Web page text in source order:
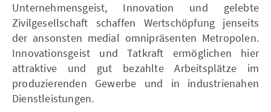
Unternehmensgeist, Innovation und gelebte
Zivilgesellschaft schaffen Wertschöpfung jenseits
der ansonsten medial omnipräsenten Metropolen.
Innovationsgeist und Tatkraft ermöglichen hier
attraktive und gut bezahlte Arbeitsplätze im
produzierenden Gewerbe und in industrienahen
Dienstleistungen.